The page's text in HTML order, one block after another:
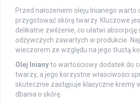
Przed nałożeniem oleju lnianego warto
przygotować skórę twarzy. Kluczowe
delikatne zwilżenie, co ułatwi absorpcję
odżywczych zawartych w produkcie.
wieczorem ze względu na jego tłustą
Olej lnianyto wartościowy dodatek do
twarzy, a jego korzystne właściwości
skutecznie zastępuje klasyczne kremy
dbania o skórę.